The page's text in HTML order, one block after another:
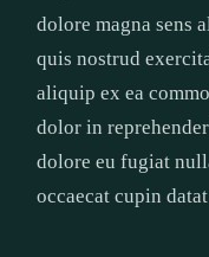
dolore magna sens
quis nostrud
aliquip ex ea
dolor in
dolore eu fugiat
occaecat cupin